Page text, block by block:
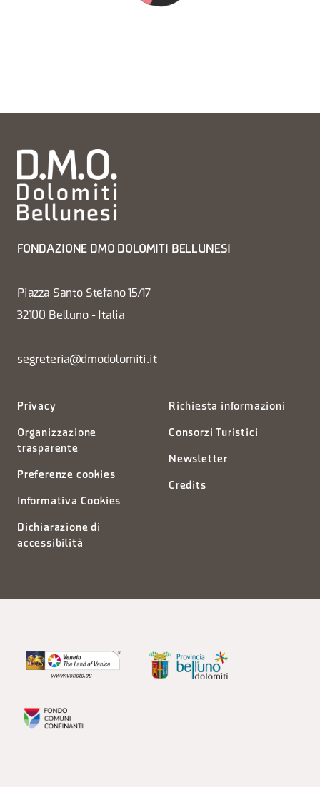
FONDAZIONE DMO DOLOMITI BELLUNESI
Piazza Santo Stefano 15/17
32100 Belluno - Italia
segreteria@dmodolomiti.it
Privacy
Organizzazione
trasparente
Preferenze cookies
Informativa Cookies
Dichiarazione di
accessibilità
Richiesta informazioni
Consorzi Turistici
Newsletter
Credits